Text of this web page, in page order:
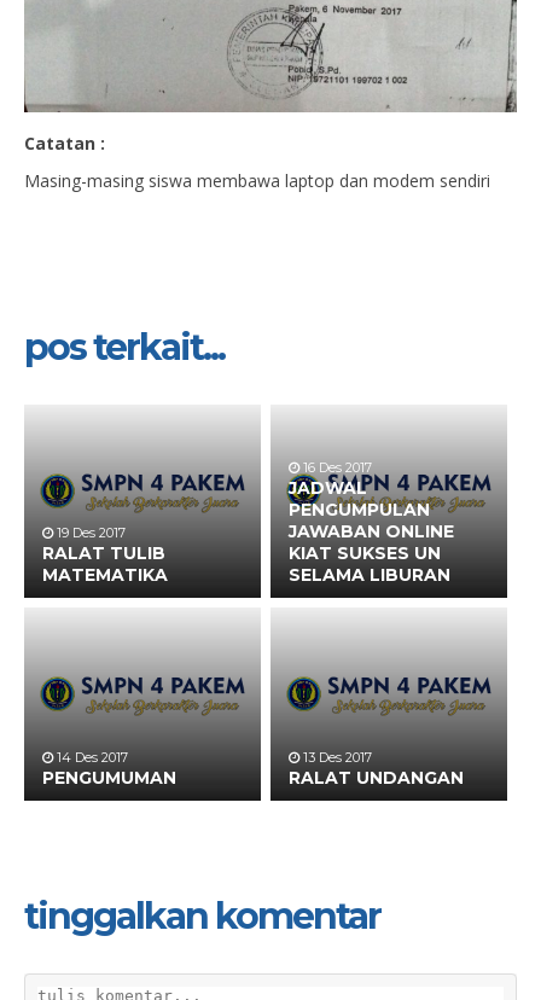
Catatan :
Masing-masing siswa membawa laptop dan modem sendiri
pos terkait...
19 Des 2017
RALAT TULIB
MATEMATIKA
16 Des 2017
JADWAL
PENGUMPULAN
JAWABAN ONLINE
KIAT SUKSES UN
SELAMA LIBURAN
14 Des 2017
PENGUMUMAN
13 Des 2017
RALAT UNDANGAN
tinggalkan komentar